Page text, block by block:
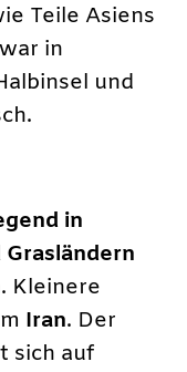
Teile Asiens
in
und
in
Kleinere
Iran. Der
sich auf